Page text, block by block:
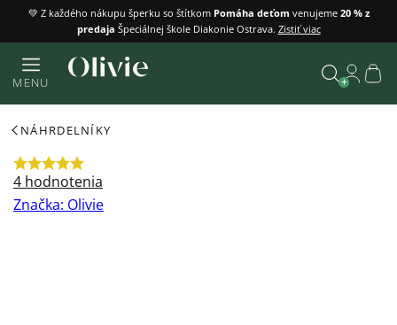
Prejsť
obsah
💚 Z každého nákupu šperku so štítkom Pomáha deťom venujeme 20 % z
predaja Špeciálnej škole Diakonie Ostrava. Zistiť viac
MENU
NÁHRDELNÍKY
Priemerné
hodnotenie
4 hodnotenia
Značka: Olivie